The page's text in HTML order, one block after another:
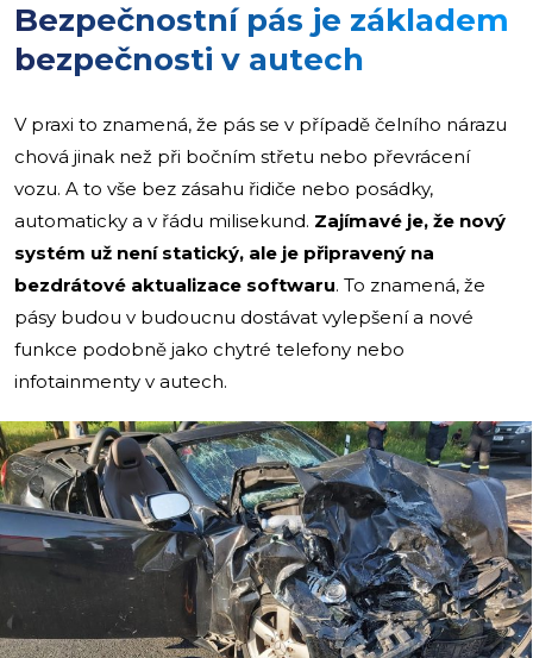
Bezpečnostní pás je základem
bezpečnosti v autech
V praxi to znamená, že pás se v případě čelního nárazu
chová jinak než při bočním střetu nebo převrácení
vozu. A to vše bez zásahu řidiče nebo posádky,
automaticky a v řádu milisekund. Zajímavé je, že nový
systém už není statický, ale je připravený na
bezdrátové aktualizace softwaru. To znamená, že
pásy budou v budoucnu dostávat vylepšení a nové
funkce podobně jako chytré telefony nebo
infotainmenty v autech.